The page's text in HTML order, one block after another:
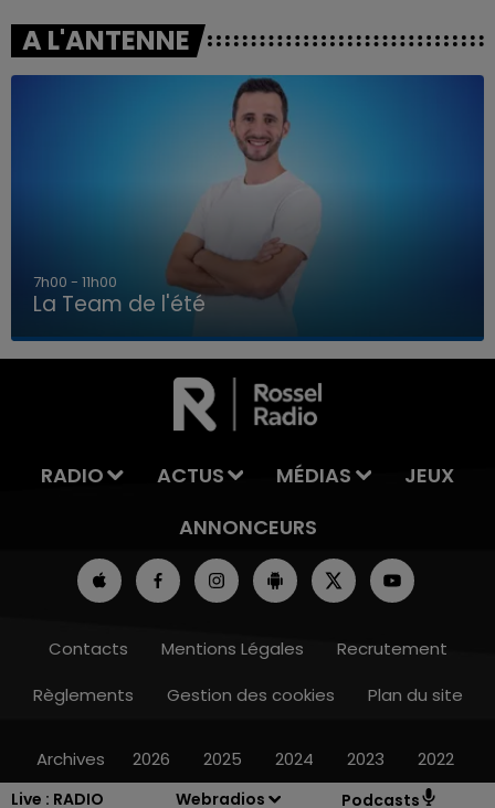
Live : RADIO Webradios Podcasts
LA TEAM DE L'ÉTÉ
A L'ANTENNE
7h00 - 11h00
La Team de l'été
RADIO ACTUS MÉDIAS
JEUX
ANNONCEURS
Contacts Mentions Légales
Recrutement
Règlements
Gestion des cookies Plan du site
Archives 2026 2025 2024 2023 2022